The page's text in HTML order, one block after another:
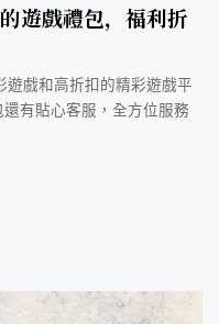
遊戲禮包，福利折
遊戲和高折扣的精彩遊戲平
有貼心客服，全方位服務